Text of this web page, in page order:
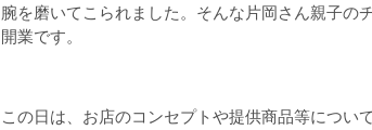
腕を磨いてこられました。そんな片岡さん親子の
開業です。
この日は、お店のコンセプトや提供商品等につい